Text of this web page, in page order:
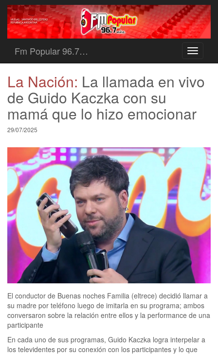
Toggle
Fm Popular 96.7…
La Nación: La llamada en vivo
de Guido Kaczka con su
mamá que lo hizo emocionar
29/07/2025
El conductor de Buenas noches Familia (eltrece) decidió llamar a
su madre por teléfono luego de imitarla en su programa; ambos
conversaron sobre la relación entre ellos y la performance de una
participante
En cada uno de sus programas, Guido Kaczka logra interpelar a
los televidentes por su conexión con los participantes y lo que